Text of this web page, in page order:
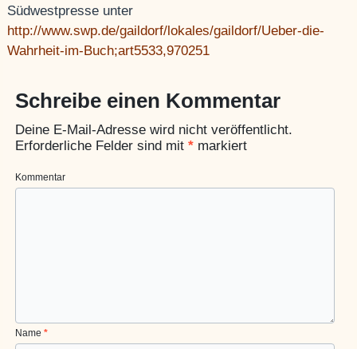
Südwestpresse unter
http://www.swp.de/gaildorf/lokales/gaildorf/Ueber-die-
Wahrheit-im-Buch;art5533,970251
Schreibe einen Kommentar
Deine E-Mail-Adresse wird nicht veröffentlicht.
Erforderliche Felder sind mit* markiert
Kommentar
Name*